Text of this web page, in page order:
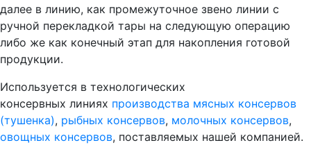
далее в линию, как промежуточное звено линии с
ручной перекладкой тары на следующую операцию
либо же как конечный этап для накопления готовой
продукции.
Используется в технологических
консервных линиях производства мясных консервов
(тушенка), рыбных консервов, молочных консервов,
овощных консервов, поставляемых нашей компанией.